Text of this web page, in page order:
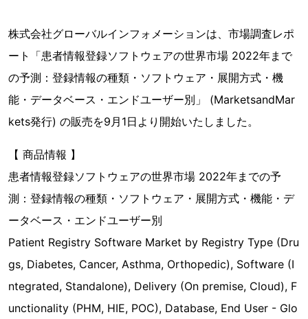
株式会社グローバルインフォメーションは、市場調査レポ
ート「患者情報登録ソフトウェアの世界市場 2022年まで
の予測：登録情報の種類・ソフトウェア・展開方式・機
能・データベース・エンドユーザー別」 (MarketsandMar
kets発行) の販売を9月1日より開始いたしました。
【 商品情報 】
患者情報登録ソフトウェアの世界市場 2022年までの予
測：登録情報の種類・ソフトウェア・展開方式・機能・デ
ータベース・エンドユーザー別
Patient Registry Software Market by Registry Type (Dru
gs, Diabetes, Cancer, Asthma, Orthopedic), Software (I
ntegrated, Standalone), Delivery (On premise, Cloud), F
unctionality (PHM, HIE, POC), Database, End User - Glo